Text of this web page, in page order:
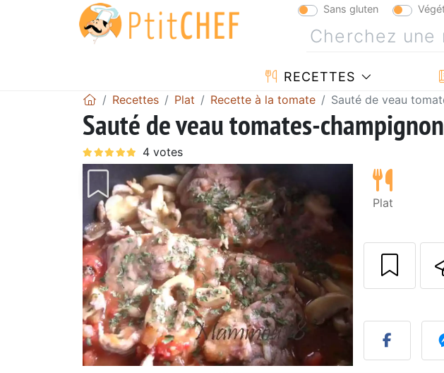
Sans gluten
RECETTES
Recettes Plat Recette à la tomate Sauté de veau
Sauté de veau tomates-
Plat